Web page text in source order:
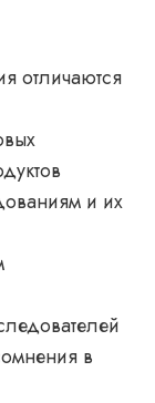
отличаются
и их
в